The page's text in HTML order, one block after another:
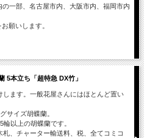
一部、名古屋市内、大阪市内、福岡市内
願いします。
5本立ち「超特急 DX竹」
します。一般花屋さんにはほとんど置い
サイズ胡蝶蘭。
輪以上の胡蝶蘭です。
札、チャーター輸送料、税、全てコミコ